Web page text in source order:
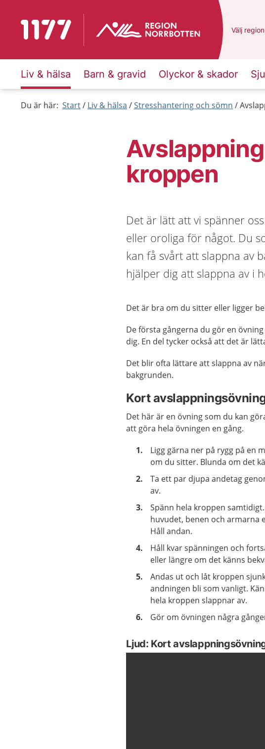
Till startsidan för 1177 Du har
Välj en
region
Liv & hälsa Barn & gravid Olyckor & skador
Du är här: Start Liv & hälsa Stresshantering och sömn
kroppen
Det är lätt att vi spänner
eller oroliga för något. Du
kan få svårt att slappna av
hjälper dig att slappna av i
Det är bra om du sitter eller ligger
De första gångerna du gör en
dig. En del tycker också att det är
Det blir ofta lättare att slappna av
bakgrunden.
Kort
Det här är en övning som du kan
att göra hela övningen en gång.
Ligg gärna ner på rygg på en
om du sitter. Blunda om det
Ta ett par djupa andetag
av.
Spänn hela kroppen
huvudet, benen och armarna
Håll andan.
Håll kvar spänningen och
eller längre om det känns
Andas ut och låt kroppen
andningen bli som vanligt.
hela kroppen slappnar av.
Gör om övningen några
Ljud: Kort